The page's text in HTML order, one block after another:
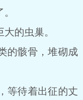
的虫巢。
骸骨，堆砌成
待着出征的丈